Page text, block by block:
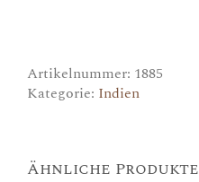
Artikelnummer: 1885
Kategorie: Indien
Ähnliche Produkte